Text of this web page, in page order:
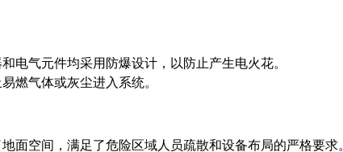
电气元件均采用防爆设计，以防止产生电火花。
燃气体或灰尘进入系统。
面空间，满足了危险区域人员疏散和设备布局的严格要求。